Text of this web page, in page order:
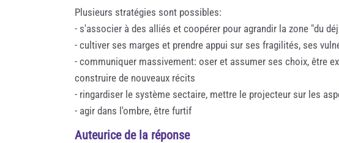
Plusieurs stratégies sont possibles:
- s'associer à des alliés et coopérer pour agrandir la zone "du
- cultiver ses marges et prendre appui sur ses fragilités, ses
- communiquer massivement: oser et assumer ses choix, être
construire de nouveaux récits
- ringardiser le système sectaire, mettre le projecteur sur les
- agir dans l'ombre, être furtif
Auteurice de la réponse